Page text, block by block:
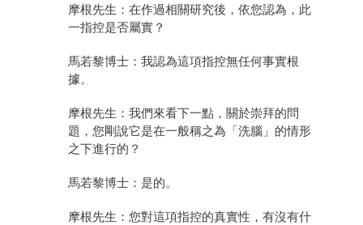
摩根先生：在作過相關研究後，依您認為，此
一指控是否屬實？
馬若黎博士：我認為這項指控無任何事實根
據。
摩根先生：我們來看下一點，關於崇拜的問
題，您剛說它是在一般稱之為「洗腦」的情形
之下進行的？
馬若黎博士：是的。
摩根先生：您對這項指控的真實性，有沒有什